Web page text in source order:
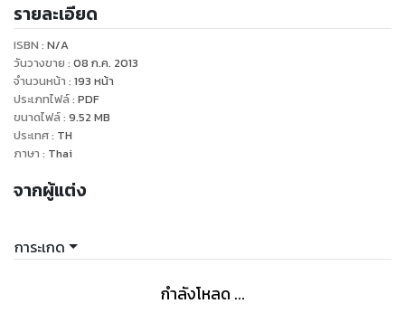
ก็จะให้แต่งงานกับลูกชายของเขา แม่เองก็ดันบ้าจี้ไปตกลงกับเขา
เสียได้ เดือดร้อนถึงเธอที่เป็นลูกสาวคนโตต้องเดินทางไปหาว่าที่
สามีที่ดินแดนทะเลทรายอะไรก็ไม่รู้ ชิชะ พอไปถึง พ่อตัวดีกลับหนี
หายออกจากวังพร้อมกับประกาศลั่นว่าจะไม่ยอมแต่งงานกับสาว
บ้านนอกจากเมืองไทยโดยเด็ดขาด
อีตาชีคน้อยนี่ท่าจะวอนซะแล้ว ไม่รู้หรือไงว่าอย่างเธอนี่แม้แต่วิน
มอเตอร์ไซค์หน้าปากซอยยังต้องยอมแพ้ คนที่จะถอนการแต่งงาน
รายละเอียด
ISBN : N/A
วันวางขาย : 08 ก.ค. 2013
จำนวนหน้า : 193 หน้า
ประเภทไฟล์: PDF
ขนาดไฟล์: 9.52 MB
ประเทศ: TH
ภาษา : Thai
จากผู้แต่ง
การะเกด
กำลังโหลด ...